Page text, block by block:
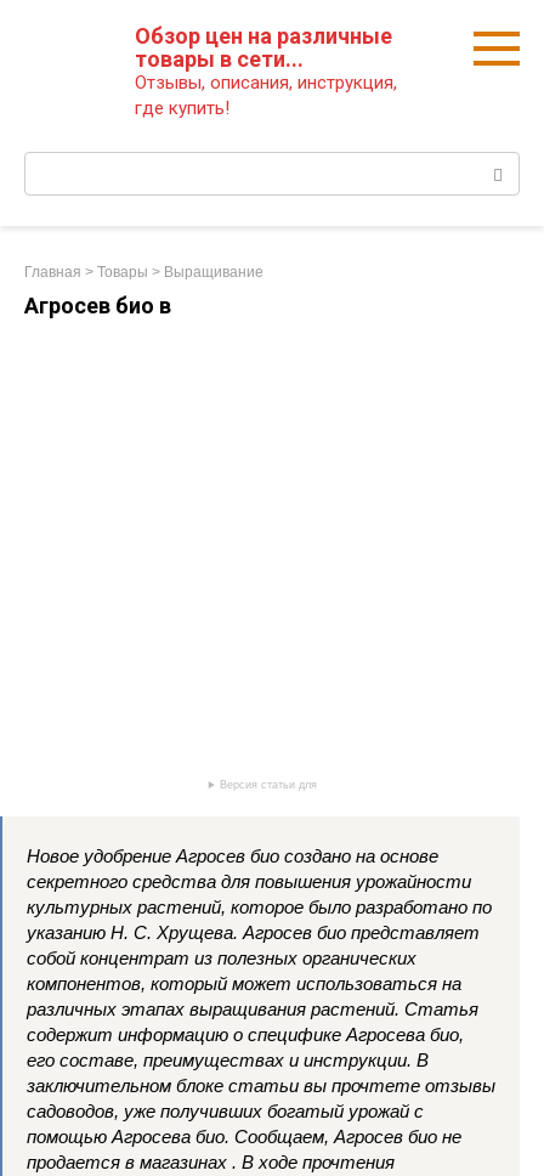
Обзор цен на различные
товары в сети...
Отзывы, описания, инструкция,
где купить!
Главная > Товары > Выращивание
Агросев био в
Версия статьи для
Новое удобрение Агросев био создано на основе
секретного средства для повышения урожайности
культурных растений, которое было разработано по
указанию Н. С. Хрущева. Агросев био представляет
собой концентрат из полезных органических
компонентов, который может использоваться на
различных этапах выращивания растений. Статья
содержит информацию о специфике Агросева био,
его составе, преимуществах и инструкции. В
заключительном блоке статьи вы прочтете отзывы
садоводов, уже получивших богатый урожай с
помощью Агросева био. Сообщаем, Агросев био не
продается в магазинах . В ходе прочтения